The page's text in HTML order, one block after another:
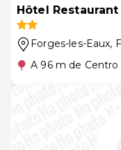
Hôtel
Forges-les-Eaux,
A 96 m de